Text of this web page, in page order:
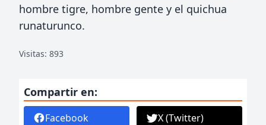
hombre tigre, hombre gente y el quichua
runaturunco.
Visitas: 893
Compartir en:
Facebook X (Twitter)